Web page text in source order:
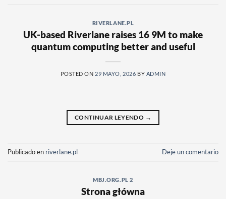
RIVERLANE.PL
UK-based Riverlane raises 16 9M to make
quantum computing better and useful
POSTED ON 29 MAYO, 2026 BY ADMIN
CONTINUAR LEYENDO →
Publicado en riverlane.pl Deje un comentario
MBJ.ORG.PL 2
Strona główna